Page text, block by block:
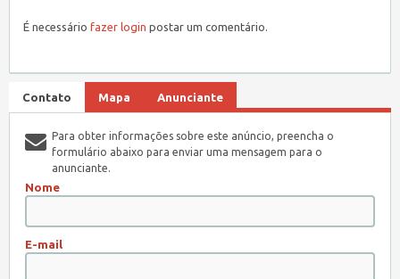
É necessário fazer login postar um comentário.
Contato Mapa Anunciante
Para obter informações sobre este anúncio, preencha o
formulário abaixo para enviar uma mensagem para o
anunciante.
Nome
E-mail